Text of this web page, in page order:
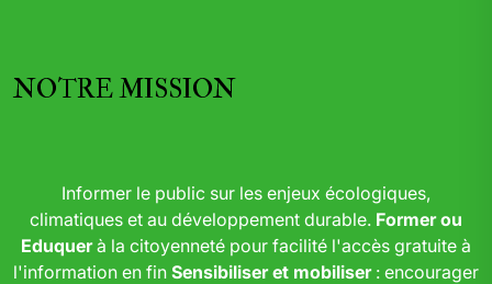
NOTRE MISSION
Informer le public sur les enjeux écologiques,
climatiques et au développement durable. Former ou
Eduquerà la citoyenneté pour facilité l'accès gratuite à
l'information en fin Sensibiliser et mobiliser: encourager